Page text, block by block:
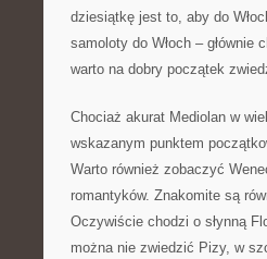
dziesiątkę jest to, aby do
samoloty do Włoch – głównie
warto na dobry początek
Chociaż akurat Mediolan w
wskazanym punktem
Warto również zobaczyć
romantyków. Znakomite są
Oczywiście chodzi o słynną
można nie zwiedzić Pizy, w